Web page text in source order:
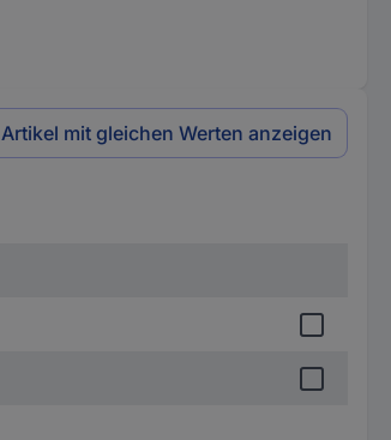
Artikel mit gleichen Werten anzeigen